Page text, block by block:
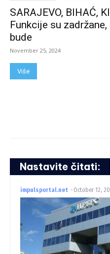
SARAJEVO, BIHAĆ,
Funkcije su
bude
November 25, 2024
Više
Nastavite čitati:
impulsportal.net - October 12,